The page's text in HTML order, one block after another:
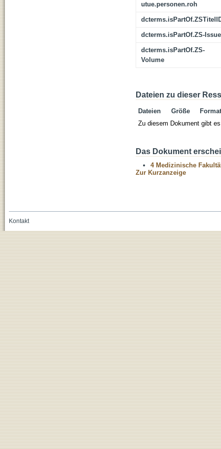
utue.personen.roh
dcterms.isPartOf.ZS-Issue
dcterms.isPartOf.ZS-
Volume
Dateien zu dieser
Dateien Größe
Format
Zu diesem Dokument gibt
Das Dokument
4 Medizinische
Zur Kurzanzeige
Kontakt